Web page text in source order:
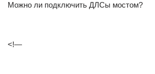
Можно ли подключить ДЛСы мостом?
<!—